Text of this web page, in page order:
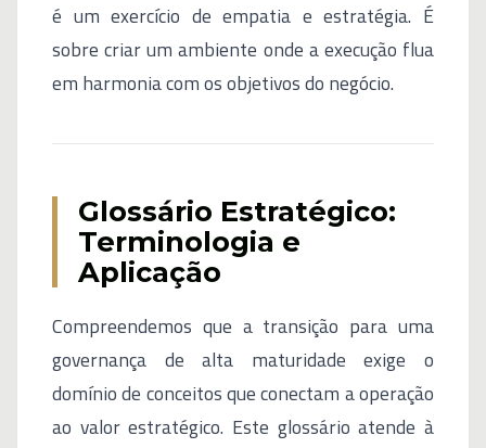
é um exercício de empatia e estratégia. É
sobre criar um ambiente onde a execução flua
em harmonia com os objetivos do negócio.
Glossário Estratégico:
Terminologia e
Aplicação
Compreendemos que a transição para uma
governança de alta maturidade exige o
domínio de conceitos que conectam a operação
ao valor estratégico. Este glossário atende à